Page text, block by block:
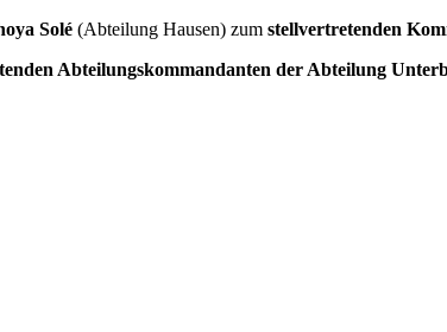
Solé (Abteilung Hausen) zum stellvertretenden
Abteilungskommandanten der Abteilung